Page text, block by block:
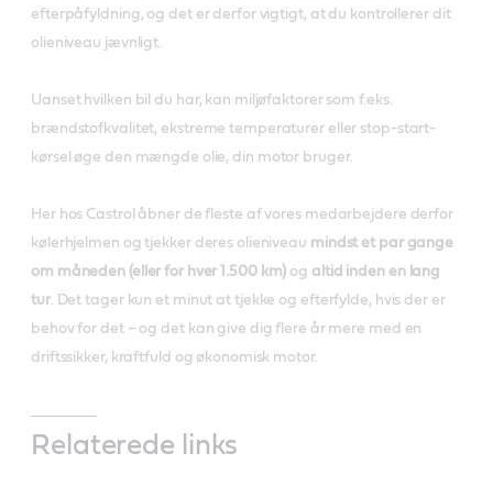
efterpåfyldning, og det er derfor vigtigt, at du kontrollerer dit
olieniveau jævnligt.
Uanset hvilken bil du har, kan miljøfaktorer som f.eks.
brændstofkvalitet, ekstreme temperaturer eller stop-start-
kørsel øge den mængde olie, din motor bruger.
Her hos Castrol åbner de fleste af vores medarbejdere derfor
kølerhjelmen og tjekker deres olieniveau mindst et par gange
om måneden (eller for hver 1.500 km) og altid inden en lang
tur. Det tager kun et minut at tjekke og efterfylde, hvis der er
behov for det – og det kan give dig flere år mere med en
driftssikker, kraftfuld og økonomisk motor.
Relaterede links